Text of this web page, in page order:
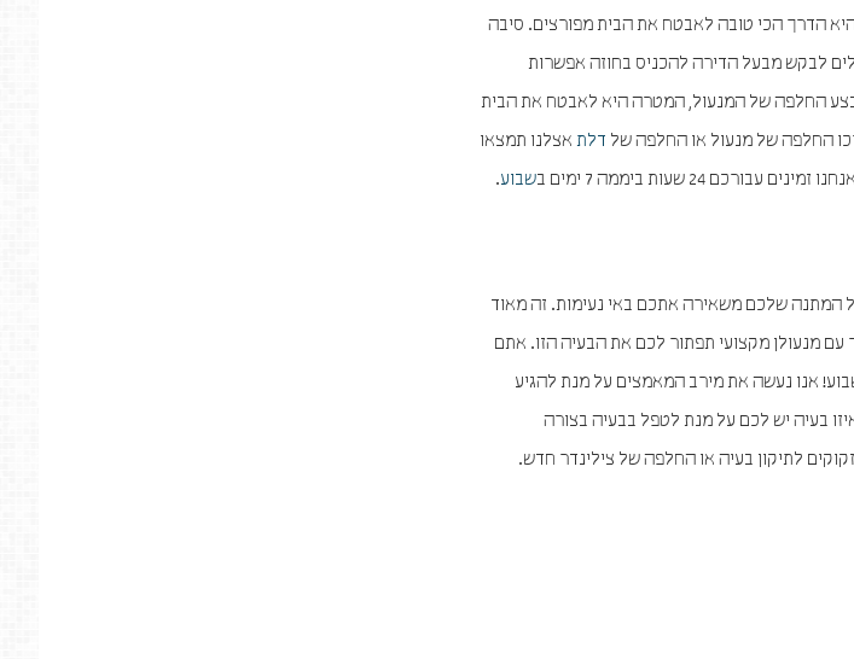
הדרך הכי טובה לאבטח את הבית מפורצים. סיבה
לבקש מבעל הדירה להכניס בחוזה אפשרות
החלפה של המנעול, המטרה היא לאבטח את הבית
החלפה של מנעול או החלפה של דלת אצלנו תמצאו
עבורכם 24 שעות ביממה 7 ימים ב שבוע.
המתנה שלכם משאירה אתכם באי נעימות. זה מאוד
מנעולן מקצועי תפתור לכם את הבעיה הזו. אתם
אנו נעשה את מירב המאמצים על מנת להגיע
בעיה יש לכם על מנת לטפל בבעיה בצורה
לתיקון בעיה או החלפה של צילינדר חדש.